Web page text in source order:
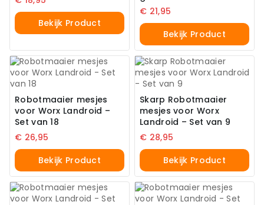
Bekijk Product
€ 21,95
Bekijk Product
Robotmaaier mesjes
voor Worx Landroid –
Set van 18
€ 26,95
Bekijk Product
Skarp Robotmaaier
mesjes voor Worx
Landroid – Set van 9
€ 28,95
Bekijk Product